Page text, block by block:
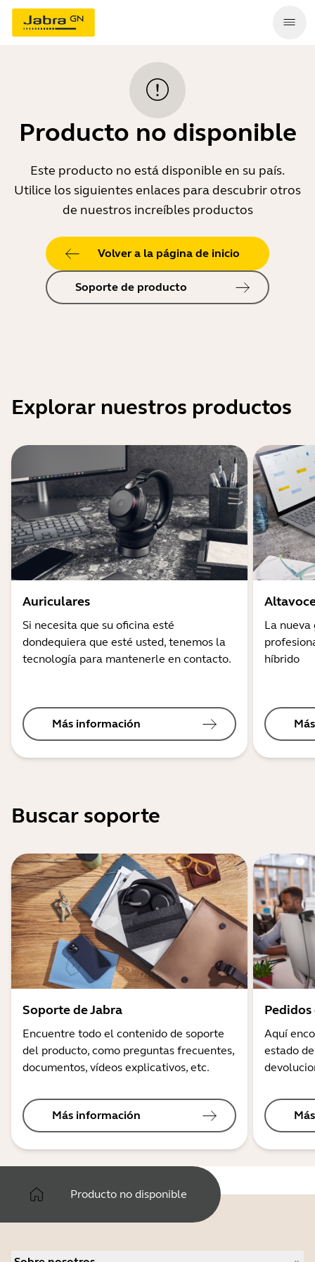
Producto no disponible
Este producto no está disponible en su país.
Utilice los siguientes enlaces para descubrir otros
de nuestros increíbles productos
Volver a la página de inicio
Soporte de producto
Explorar nuestros productos
Auriculares
Si necesita que su oficina esté
dondequiera que esté usted, tenemos la
tecnología para mantenerle en contacto.
Más información
La nueva
híbrido
Buscar soporte
Soporte de Jabra
Encuentre todo el contenido de soporte
del producto, como preguntas frecuentes,
documentos, vídeos explicativos, etc.
Más información
Aquí
estado
Producto no disponible